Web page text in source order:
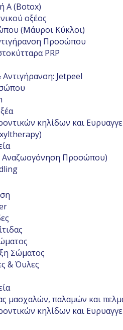
Α (Botox)
οξέος
(Μάυροι Κύκλοι)
Προσώπου
PRP
Αντιγήρανση: Jetpeel
κηλίδων και
Αναζωογόνηση Προσώπου)
Σώματος
& Όυλες
μασχαλών, παλαμών και
κηλίδων και